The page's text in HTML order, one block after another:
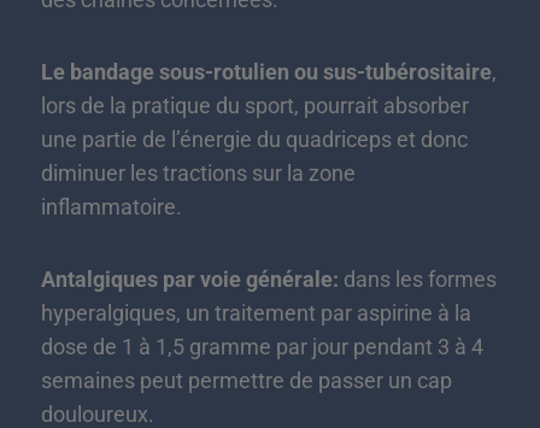
Le bandage sous-rotulien ou sus-tubérositaire,
lors de la pratique du sport, pourrait absorber
une partie de l’énergie du quadriceps et donc
diminuer les tractions sur la zone
inflammatoire.
Antalgiques par voie générale: dans les formes
hyperalgiques, un traitement par aspirine à la
dose de 1 à 1,5 gramme par jour pendant 3 à 4
semaines peut permettre de passer un cap
douloureux.